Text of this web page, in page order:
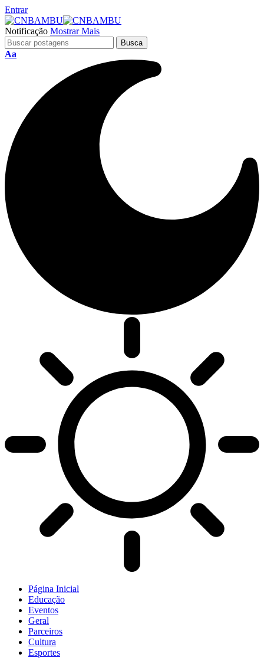
Entrar
Notificação Mostrar Mais
Aa
Página Inicial
Educação
Eventos
Geral
Parceiros
Cultura
Esportes